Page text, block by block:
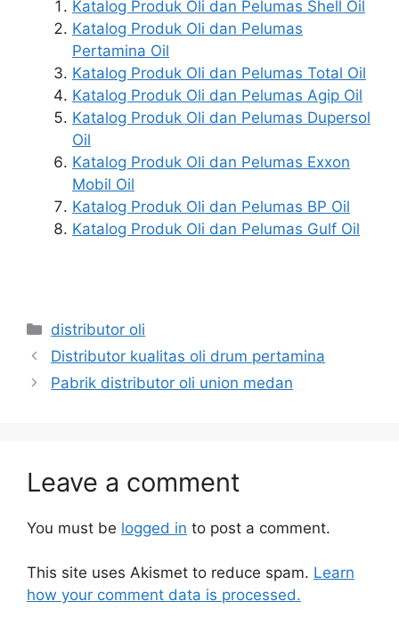
Katalog Produk Oli dan Pelumas Shell Oil
Katalog Produk Oli dan Pelumas
Pertamina Oil
Katalog Produk Oli dan Pelumas Total Oil
Katalog Produk Oli dan Pelumas Agip Oil
Katalog Produk Oli dan Pelumas Dupersol
Oil
Katalog Produk Oli dan Pelumas Exxon
Mobil Oil
Katalog Produk Oli dan Pelumas BP Oil
Katalog Produk Oli dan Pelumas Gulf Oil
distributor oli
Distributor kualitas oli drum pertamina
Pabrik distributor oli union medan
Leave a comment
You must be logged in to post a comment.
This site uses Akismet to reduce spam. Learn
how your comment data is processed.